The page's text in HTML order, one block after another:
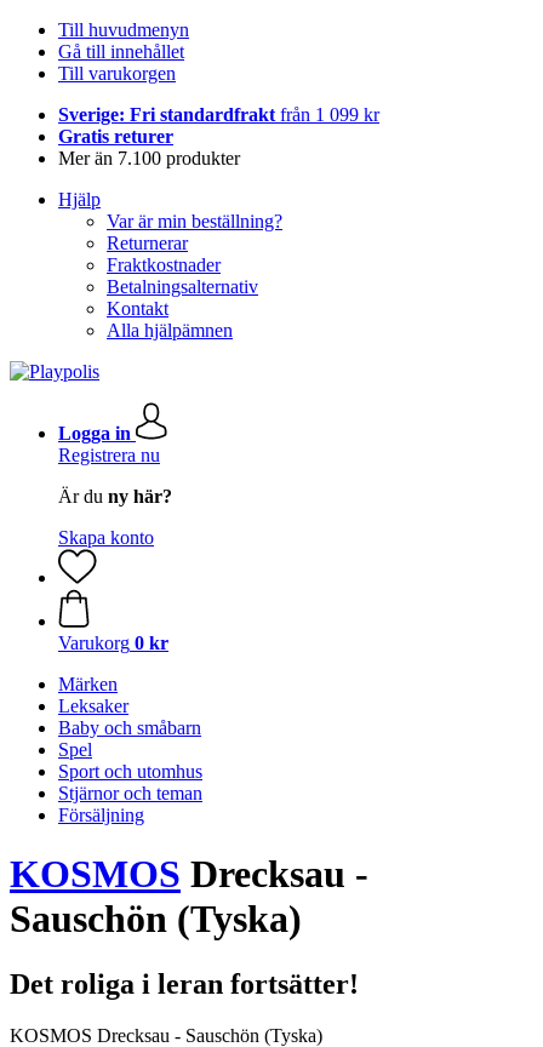
Till huvudmenyn
Gå till innehållet
Till varukorgen
Sverige: Fri standardfrakt från 1 099 kr
Gratis returer
Mer än 7.100 produkter
Hjälp
Var är min beställning?
Returnerar
Fraktkostnader
Betalningsalternativ
Kontakt
Alla hjälpämnen
Logga in
Registrera nu
Är du ny här?
Skapa konto
Varukorg 0 kr
Märken
Leksaker
Baby och småbarn
Spel
Sport och utomhus
Stjärnor och teman
Försäljning
KOSMOS Drecksau -
Sauschön (Tyska)
Det roliga i leran fortsätter!
KOSMOS Drecksau - Sauschön (Tyska)